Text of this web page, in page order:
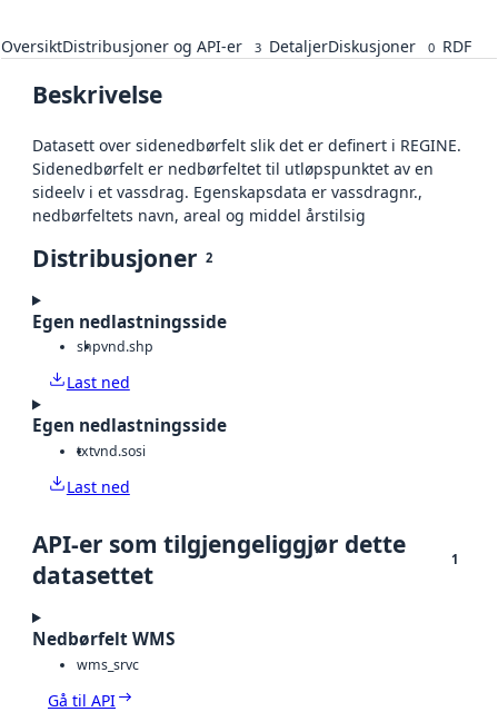
OversiktDistribusjoner og API-er 3 DetaljerDiskusjoner 0 RDF
Beskrivelse
Datasett over sidenedbørfelt slik det er definert i REGINE.
Sidenedbørfelt er nedbørfeltet til utløpspunktet av en
sideelv i et vassdrag. Egenskapsdata er vassdragnr.,
nedbørfeltets navn, areal og middel årstilsig
Distribusjoner 2
Egen nedlastningsside
shpvnd.shp
Last ned
Egen nedlastningsside
txtvnd.sosi
Last ned
API-er som tilgjengeliggjør dette
datasettet
1
Nedbørfelt WMS
wms_srvc
Gå til API